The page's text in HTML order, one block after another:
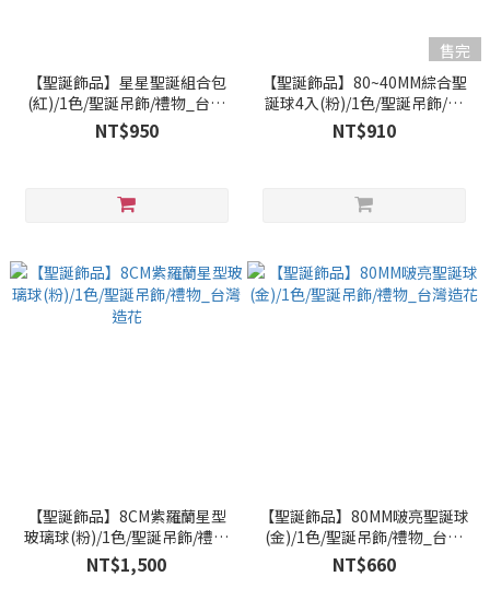
【聖誕飾品】星星聖誕組合包
(紅)/1色/聖誕吊飾/禮物_台灣
造花
NT$950
售完
【聖誕飾品】80~40MM綜合聖
誕球4入(粉)/1色/聖誕吊飾/禮
物_台灣造花
NT$910
【聖誕飾品】8CM紫羅蘭星型
玻璃球(粉)/1色/聖誕吊飾/禮物
_台灣造花
NT$1,500
【聖誕飾品】80MM啵亮聖誕球
(金)/1色/聖誕吊飾/禮物_台灣
造花
NT$660